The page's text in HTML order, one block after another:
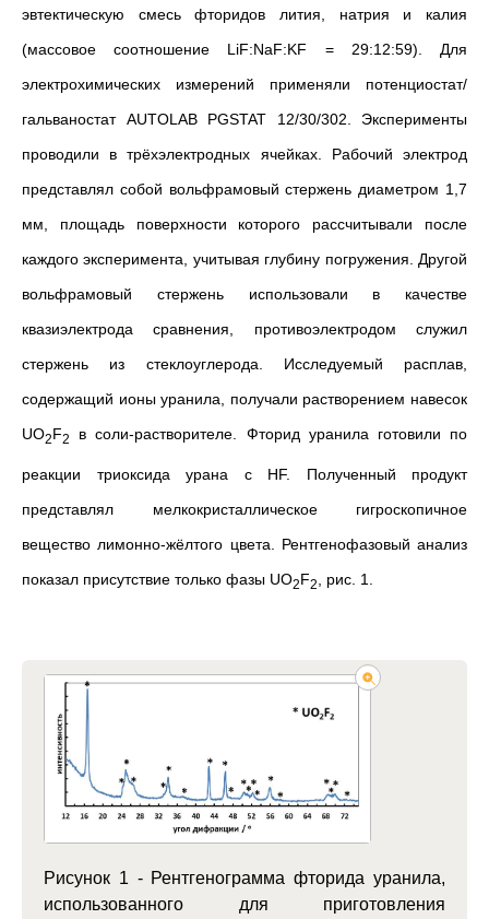
эвтектическую смесь фторидов лития, натрия и калия
(массовое соотношение LiF:NaF:KF = 29:12:59). Для
электрохимических измерений применяли потенциостат/
гальваностат AUTOLAB PGSTAT 12/30/302. Эксперименты
проводили в трёхэлектродных ячейках. Рабочий электрод
представлял собой вольфрамовый стержень диаметром 1,7
мм, площадь поверхности которого рассчитывали после
каждого эксперимента, учитывая глубину погружения. Другой
вольфрамовый стержень использовали в качестве
квазиэлектрода сравнения, противоэлектродом служил
стержень из стеклоуглерода. Исследуемый расплав,
содержащий ионы уранила, получали растворением навесок
UO2F2 в соли-растворителе. Фторид уранила готовили по
реакции триоксида урана с HF. Полученный продукт
представлял мелкокристаллическое гигроскопичное
вещество лимонно-жёлтого цвета. Рентгенофазовый анализ
показал присутствие только фазы UO2F2 , рис. 1.
Рисунок 1 - Рентгенограмма фторида уранила,
использованного для приготовления